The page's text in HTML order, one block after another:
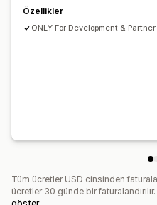
Yapay zeka önerileri
Özellikler
ONLY For Development &
Tüm ücretler USD cinsinden
ücretler 30 günde bir faturalandırılır.